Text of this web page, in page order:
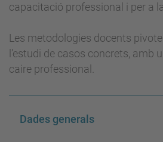
capacitació professional i per a
Les metodologies docents
l’estudi de casos concrets, amb
caire professional.
Dades generals